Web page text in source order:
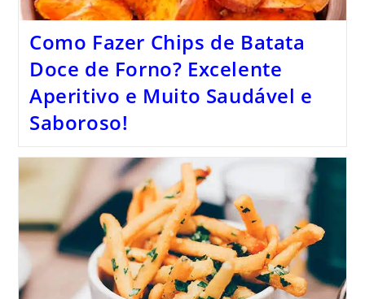
Como Fazer Chips de Batata
Doce de Forno? Excelente
Aperitivo e Muito Saudável e
Saboroso!